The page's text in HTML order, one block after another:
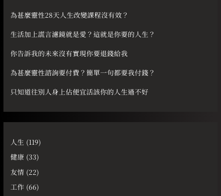
字
為甚麼靈性28天人生改變課程沒有效？
生活加上謊言濾鏡就是愛？這就是你要的人生？
你告訴我的未來沒有實現你要退錢給我
為甚麼靈性諮詢要付費？簡單一句都要我付錢？
只知道往別人身上佔便宜活該你的人生過不好
人生 (119)
健康 (33)
友情 (22)
工作 (66)